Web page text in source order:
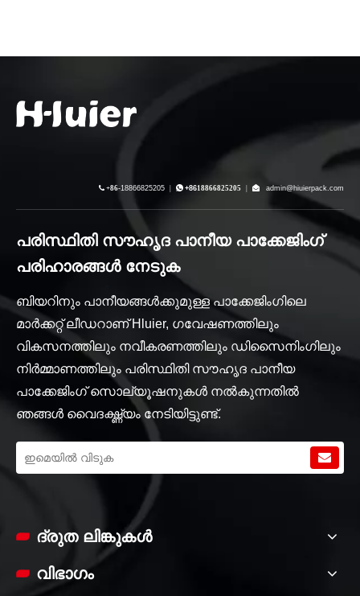
 +86-18866825205  +8618866825205  admin@hiuierpack.com
പരിസ്ഥിതി സൗഹൃദ പാനീയ പാക്കേജിംഗ്
പരിഹാരങ്ങൾ നേടുക
ബിയറിനും പാനീയങ്ങൾക്കുമുള്ള പാക്കേജിംഗിലെ
മാർക്കറ്റ് ലീഡറാണ് Hluier, ഗവേഷണത്തിലും
വികസനത്തിലും നവീകരണത്തിലും ഡിസൈനിംഗിലും
നിർമ്മാണത്തിലും പരിസ്ഥിതി സൗഹൃദ പാനീയ
പാക്കേജിംഗ് സൊല്യൂഷനുകൾ നൽകുന്നതിൽ
ഞങ്ങൾ വൈദഗ്ദ്ധ്യം നേടിയിട്ടുണ്ട്.
ദ്രുത ലിങ്കുകൾ
വിഭാഗം